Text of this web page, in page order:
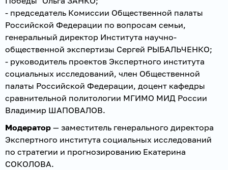
- председатель Комиссии Общественной палаты
Российской Федерации по вопросам семьи,
генеральный директор Института научно-
общественной экспертизы Сергей РЫБАЛЬЧЕНКО;
- руководитель проектов Экспертного института
социальных исследований, член Общественной
палаты Российской Федерации, доцент кафедры
сравнительной политологии МГИМО МИД России
Владимир ШАПОВАЛОВ.
Модератор — заместитель генерального директора
Экспертного института социальных исследований
по стратегии и прогнозированию Екатерина
СОКОЛОВА.